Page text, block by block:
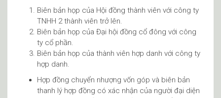
Biên bản họp của Hội đồng thành viên với công ty
TNHH 2 thành viên trở lên.
Biên bản họp của Đại hội đồng cổ đông với công
ty cổ phần.
Biên bản họp của thành viên hợp danh với công ty
hợp danh.
Hợp đồng chuyển nhượng vốn góp và biên bản
thanh lý hợp đồng có xác nhận của người đại diện